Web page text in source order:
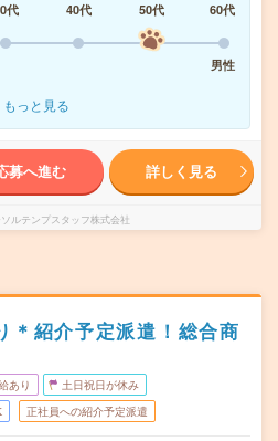
代 40代 50代
60代
男性
もっと見る
募へ進む 詳しく見る
ルテンプスタッフ株式会社
＊紹介予定派遣！総合商
あり 土日祝日が休み
正社員への紹介予定派遣